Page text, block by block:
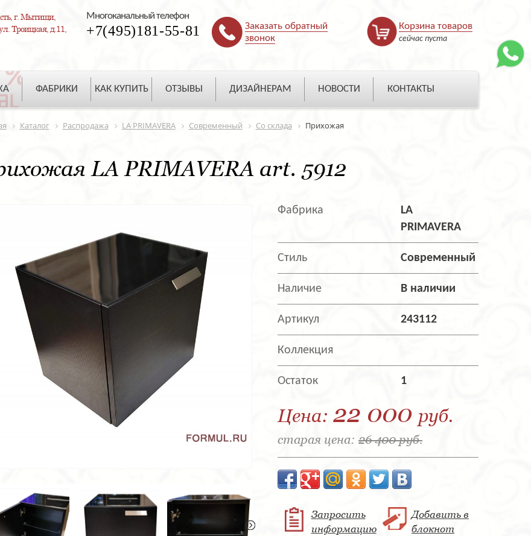
г. Мытищи,
Троицкая, д.11,
Многоканальный телефон
+7(495)181-55-81
Заказать обратный
звонок
Корзина товаров
сейчас пуста
ФАБРИКИ КАК КУПИТЬ ОТЗЫВЫ ДИЗАЙНЕРАМ НОВОСТИ КОНТАКТЫ
Каталог Распродажа LA PRIMAVERA Современный Со склада Прихожая
LA PRIMAVERA art. 5912
Фабрика
LA
PRIMAVERA
Стиль Современный
Наличие В наличии
Артикул 243112
Коллекция
Остаток 1
Цена: 22 000 руб.
старая цена: 26 400 руб.
Запросить
информацию
Добавить в
блокнот